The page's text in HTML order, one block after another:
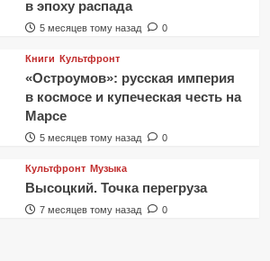
в эпоху распада
5 месяцев тому назад 0
Книги Культфронт
«Остроумов»: русская империя
в космосе и купеческая честь на
Марсе
5 месяцев тому назад 0
Культфронт Музыка
Высоцкий. Точка перегруза
7 месяцев тому назад 0